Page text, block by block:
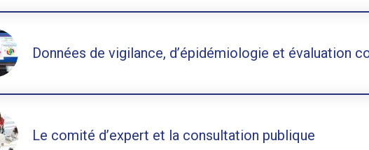
Données de vigilance, d’épidémiologie et évaluation
Le comité d’expert et la consultation publique